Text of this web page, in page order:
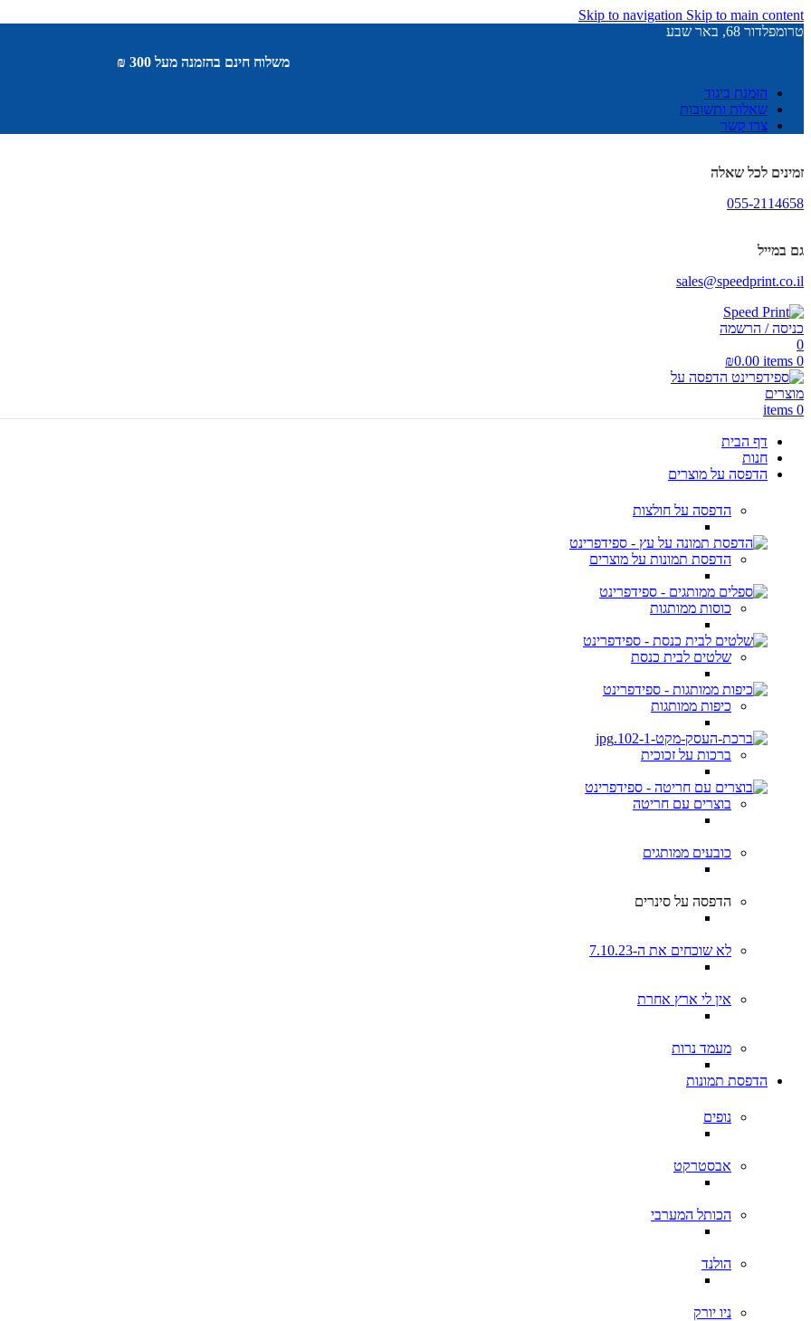
Skip to navigation Skip to main content
טרומפלדור 68, באר שבע
משלוח חינם בהזמנה מעל 300 ₪
הזמנת ביגוד
שאלות ותשובות
צרו קשר
זמינים לכל שאלה
055-2114658
גם במייל
sales@speedprint.co.il
כניסה / הרשמה
0
0
items
₪0.00
0
items
דף הבית
חנות
הדפסה על מוצרים
הדפסה על חולצות
הדפסת תמונות על מוצרים
כוסות ממותגות
שלטים לבית כנסת
כיפות ממותגות
ברכות על זכוכית
בוצרים עם חריטה
כובעים ממותגים
הדפסה על סינרים
לא שוכחים את ה-7.10.23
אין לי ארץ אחרת
מעמד נרות
הדפסת תמונות
נופים
אבסטרקט
הכותל המערבי
הולנד
ניו יורק